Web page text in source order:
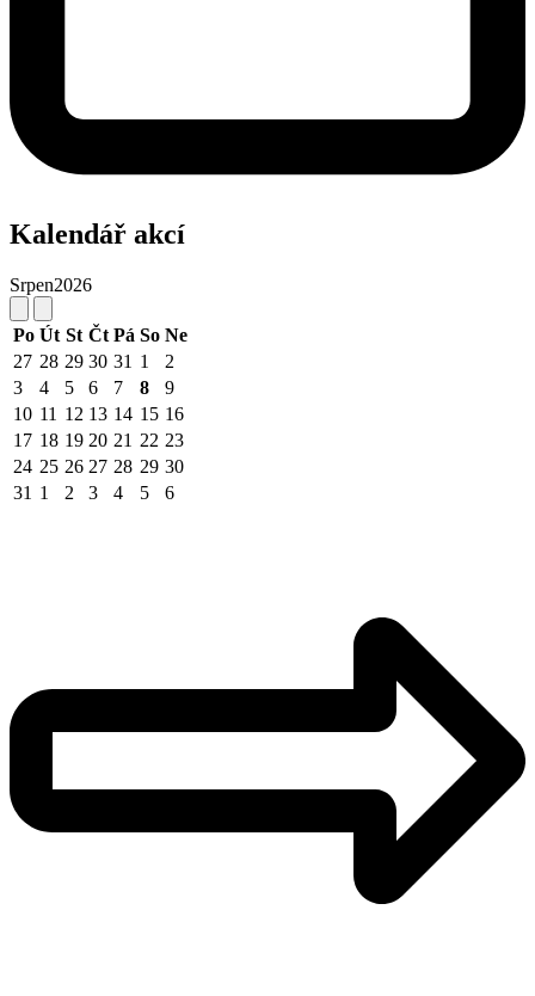
Kalendář akcí
Srpen2026
Po Út St Čt Pá So Ne
27 28 29 30 31 1
2
3
4 5 6 7 8
9
10 11 12 13 14 15 16
17 18 19 20 21 22 23
24 25 26 27 28 29 30
31 1 2 3 4 5 6